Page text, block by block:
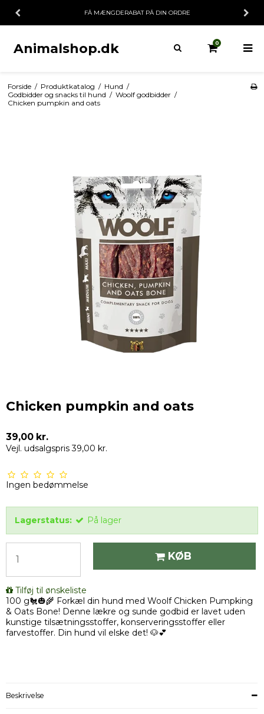
FÅ MÆNGDERABAT PÅ DIN ORDRE
Animalshop.dk 0
Forside / Produktkatalog / Hund /
Godbidder og snacks til hund / Woolf godbidder /
Chicken pumpkin and oats
Chicken pumpkin and oats
39,00 kr.
Vejl. udsalgspris 39,00 kr.
Ingen bedømmelse
Lagerstatus: På lager
KØB
Tilføj til ønskeliste
100 g🐔🎃🌾 Forkæl din hund med Woolf Chicken Pumpking
& Oats Bone! Denne lækre og sunde godbid er lavet uden
kunstige tilsætningsstoffer, konserveringsstoffer eller
farvestoffer. Din hund vil elske det! 🐶💕
Beskrivelse